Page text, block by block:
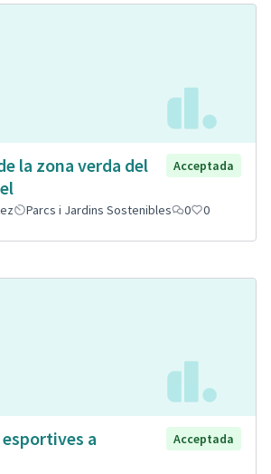
la zona verda del
Acceptada
Parcs i Jardins Sostenibles 0 0
a
Acceptada